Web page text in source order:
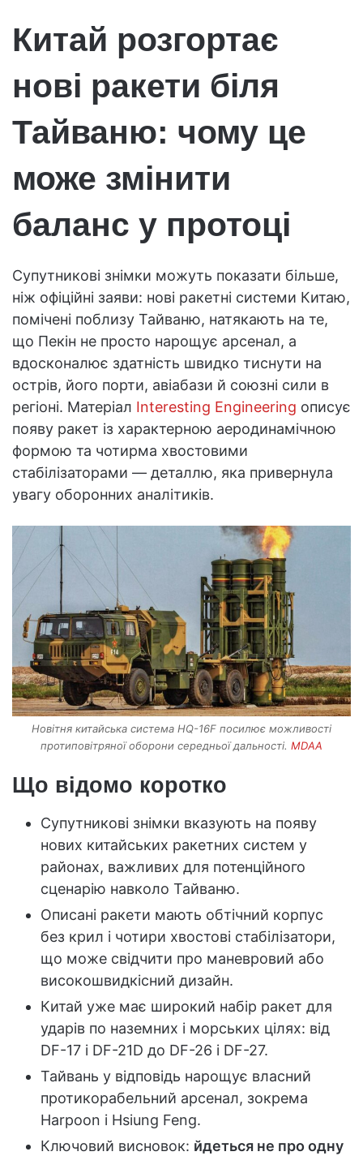
Китай розгортає
нові ракети біля
Тайваню: чому це
може змінити
баланс у протоці
Супутникові знімки можуть показати більше,
ніж офіційні заяви: нові ракетні системи Китаю,
помічені поблизу Тайваню, натякають на те,
що Пекін не просто нарощує арсенал, а
вдосконалює здатність швидко тиснути на
острів, його порти, авіабази й союзні сили в
регіоні. Матеріал Interesting Engineering описує
появу ракет із характерною аеродинамічною
формою та чотирма хвостовими
стабілізаторами — деталлю, яка привернула
увагу оборонних аналітиків.
Новітня китайська система HQ-16F посилює можливості
протиповітряної оборони середньої дальності. MDAA
Що відомо коротко
Супутникові знімки вказують на появу
нових китайських ракетних систем у
районах, важливих для потенційного
сценарію навколо Тайваню.
Описані ракети мають обтічний корпус
без крил і чотири хвостові стабілізатори,
що може свідчити про маневровий або
високошвидкісний дизайн.
Китай уже має широкий набір ракет для
ударів по наземних і морських цілях: від
DF-17 і DF-21D до DF-26 і DF-27.
Тайвань у відповідь нарощує власний
протикорабельний арсенал, зокрема
Harpoon і Hsiung Feng.
Ключовий висновок: йдеться не про одну